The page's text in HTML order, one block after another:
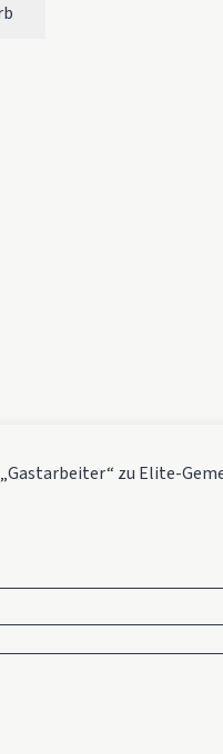
Gemeinden – Vom
zu Elite-